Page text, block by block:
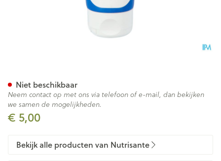
€ 5,00
Niet beschikbaar
Neem contact op met ons via telefoon of e-mail, dan bekijken
we samen de mogelijkheden.
Bekijk alle producten van Nutrisante